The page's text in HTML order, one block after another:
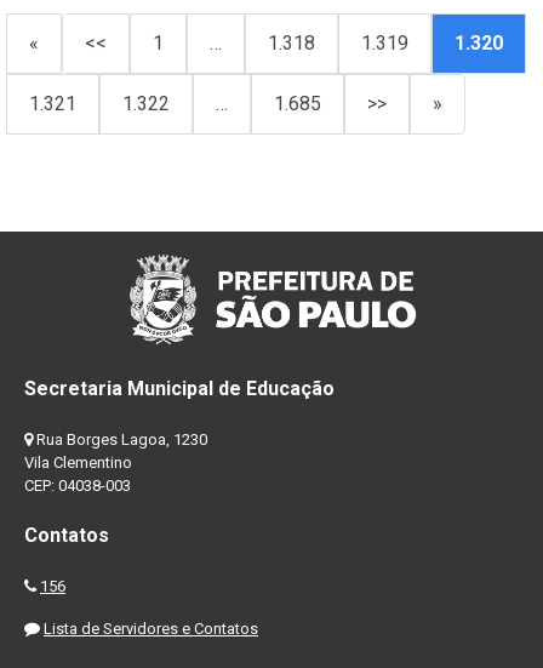
« << 1 … 1.318 1.319 1.320
1.321 1.322 … 1.685 >> »
Secretaria Municipal de Educação
Rua Borges Lagoa, 1230
Vila Clementino
CEP: 04038-003
Contatos
156
Lista de Servidores e Contatos